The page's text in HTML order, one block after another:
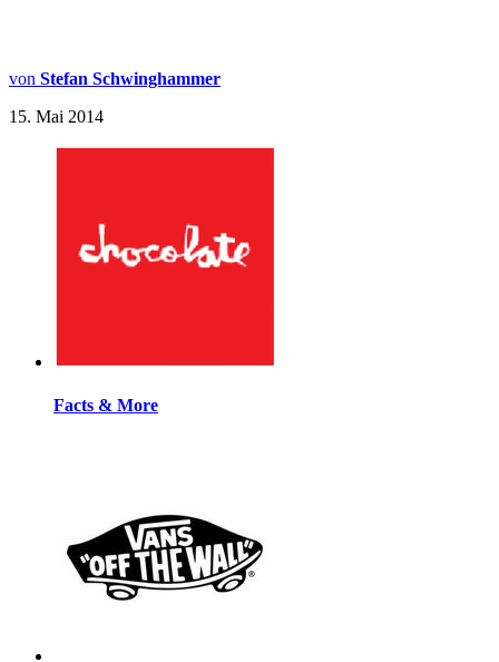
von Stefan Schwinghammer
15. Mai 2014
Facts & More